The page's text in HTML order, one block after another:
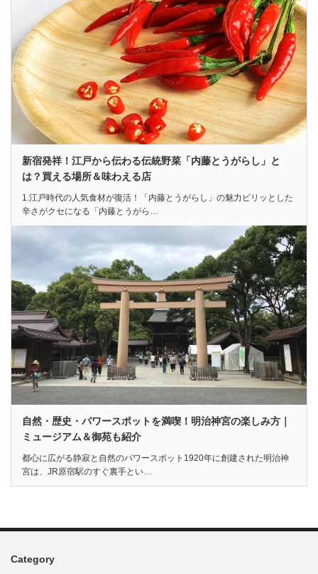
新宿発祥！江戸から伝わる伝統野菜「内藤とうがらし」と
は？買える場所＆味わえる店
1.江戸時代の人気食材が復活！「内藤とうがらし」の魅力ピリッとした
辛さがクセになる「内藤とうがら…
自然・歴史・パワースポットを満喫！明治神宮の楽しみ方｜
ミュージアム＆御苑も紹介
都心に広がる静寂と自然のパワースポット1920年に創建された明治神
宮は、JR原宿駅のすぐ裏手とい…
Category